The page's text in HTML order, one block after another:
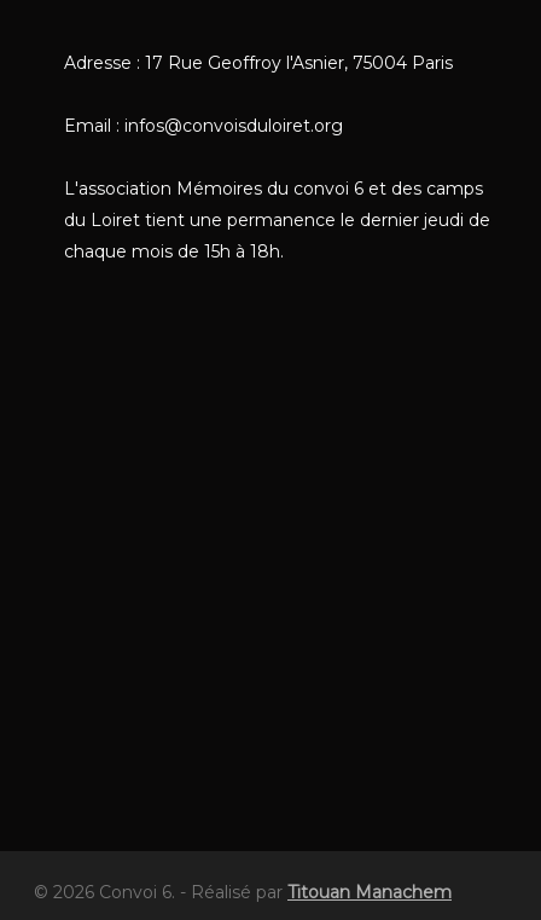
Adresse : 17 Rue Geoffroy l'Asnier, 75004 Paris
Email : infos@convoisduloiret.org
L'association Mémoires du convoi 6 et des camps
du Loiret tient une permanence le dernier jeudi de
chaque mois de 15h à 18h.
© 2026 Convoi 6. - Réalisé par Titouan Manachem